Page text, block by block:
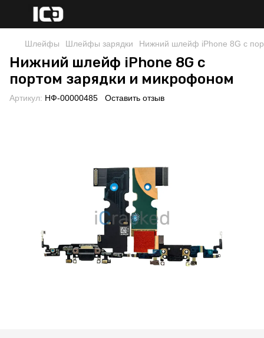
Шлейфы Шлейфы зарядки Нижний шлейф iPhone 8G с
Нижний шлейф iPhone 8G с
портом зарядки и микрофоном
Артикул: НФ-00000485 Оставить отзыв